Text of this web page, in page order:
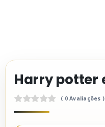
( 0 Avaliações )